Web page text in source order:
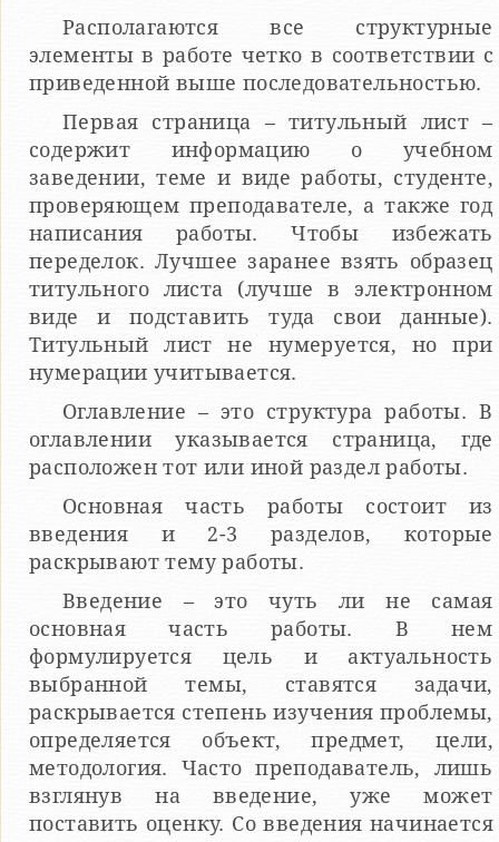
Располагаются все структурные
элементы в работе четко в соответствии с
приведенной выше последовательностью.
Первая страница – титульный лист –
содержит информацию о учебном
заведении, теме и виде работы, студенте,
проверяющем преподавателе, а также год
написания работы. Чтобы избежать
переделок. Лучшее заранее взять образец
титульного листа (лучше в электронном
виде и подставить туда свои данные).
Титульный лист не нумеруется, но при
нумерации учитывается.
Оглавление – это структура работы. В
оглавлении указывается страница, где
расположен тот или иной раздел работы.
Основная часть работы состоит из
введения и 2-3 разделов, которые
раскрывают тему работы.
Введение – это чуть ли не самая
основная часть работы. В нем
формулируется цель и актуальность
выбранной темы, ставятся задачи,
раскрывается степень изучения проблемы,
определяется объект, предмет, цели,
методология. Часто преподаватель, лишь
взглянув на введение, уже может
поставить оценку. Со введения начинается